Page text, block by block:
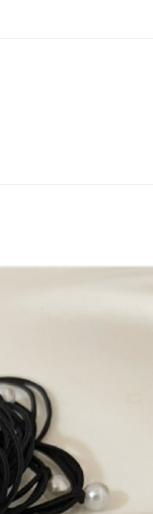
確認金額後，即可完成結帳。
繳費通知簡訊。
享後付 」之結帳頁面顯示為
退款等相關疑問，請聯繫「
司提供之「AFTEE先享後付」
提供個人資料，並將交易相關
公司。
以上)免運費
以上)免運費
以上)免運費